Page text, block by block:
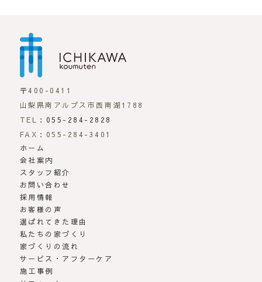
〒400-0411
山梨県南アルプス市西南湖1788
TEL： 055-284-2828
FAX：055-284-3401
ホーム
会社案内
スタッフ紹介
お問い合わせ
採用情報
お客様の声
選ばれてきた理由
私たちの家づくり
家づくりの流れ
サービス・アフターケア
施工事例